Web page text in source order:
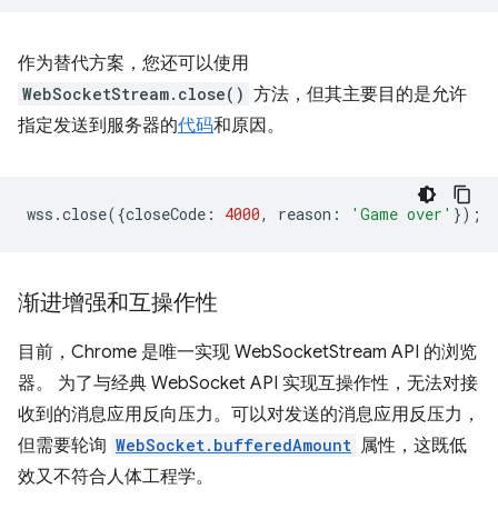
作为替代方案，您还可以使用
WebSocketStream.close() 方法，但其主要目的是允许
指定发送到服务器的代码和原因。
wss .close({closeCode : 4000, reason : 'Game over' });
渐进增强和互操作性
目前，Chrome 是唯一实现 WebSocketStream API 的浏览
器。 为了与经典 WebSocket API 实现互操作性，无法对接
收到的消息应用反向压力。可以对发送的消息应用反压力，
但需要轮询 WebSocket.bufferedAmount 属性，这既低
效又不符合人体工程学。